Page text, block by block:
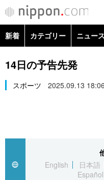
新着 カテゴリー ニュース
政治・外交
経済・ビジネス
社会
文化
14日の予告先発
スポーツ 2025.09.13
English
日本語
Español